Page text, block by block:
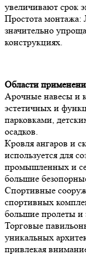
увеличивают срок
Простота монтажа:
значительно
конструкциях.
Области
Арочные навесы и
эстетичных и
парковками,
осадков.
Кровля ангаров и
используется для
промышленных и
большие
Спортивные
спортивных
большие пролеты
Торговые
уникальных
привлекая